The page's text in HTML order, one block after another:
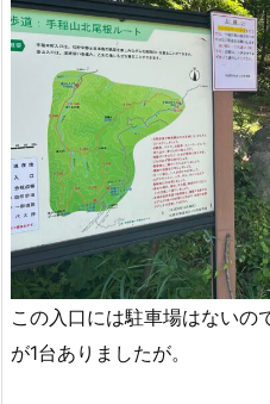
この入口には駐車場はないの
が1台ありましたが。